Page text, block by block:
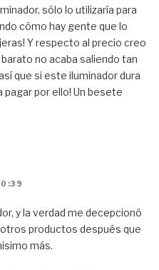
sólo lo utilizaría para
cómo hay gente que lo
Y respecto al precio creo
no acaba saliendo tan
que si este iluminador dura
pagar por ello! Un besete
y la verdad me decepcionó
productos después que
más.